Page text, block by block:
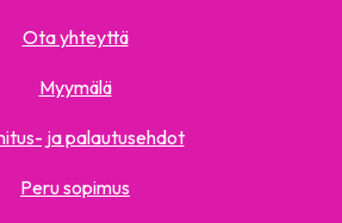
Ota yhteyttä
Myymälä
ja palautusehdot
Peru sopimus